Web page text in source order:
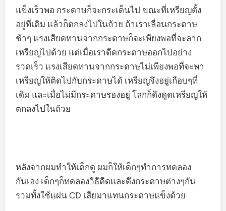
แข็งเร็วพอ กระดาษก็จะกระเด็นไป ขณะที่เหรียญตั้ง
อยู่ที่เดิม แล้วก็ตกลงไปในถ้วย ถ้าเราเลื่อนกระดาษ
ช้าๆ แรงเสียดทานจากกระดาษก็จะเพียงพอที่จะลาก
เหรียญไปด้วย แต่เมื่อเราดีดกระดาษออกไปอย่าง
รวดเร็ว แรงเสียดทานจากกระดาษไม่เพียงพอที่จะพา
เหรียญให้ติดไปกับกระดาษได้ เหรียญจึงอยู่เกือบๆที่
เดิม และเมื่อไม่มีกระดาษรองอยู่ โลกก็ดึงดูดเหรียญให้
ตกลงไปในถ้วย
หลังจากผมทำให้เด็กดู ผมก็ให้เด็กๆทำการทดลอง
กันเอง เด็กๆก็ทดลองวิธีดีดและดึงกระดาษต่างๆกัน
รวมทั้งใช้แผ่น CD เสียมาแทนกระดาษแข็งด้วย